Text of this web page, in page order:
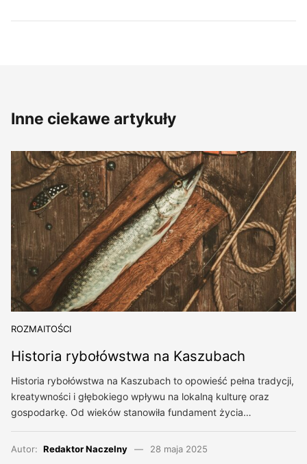
Inne ciekawe artykuły
ROZMAITOŚCI
Historia rybołówstwa na Kaszubach
Historia rybołówstwa na Kaszubach to opowieść pełna tradycji,
kreatywności i głębokiego wpływu na lokalną kulturę oraz
gospodarkę. Od wieków stanowiła fundament życia…
Autor: Redaktor Naczelny 28 maja 2025